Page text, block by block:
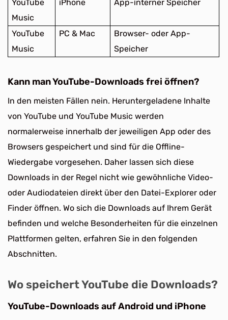
YouTube
Music
iPhone App-interner Speicher
YouTube
Music
PC & Mac
Browser- oder App-
Speicher
Kann man YouTube-Downloads frei öffnen?
In den meisten Fällen nein. Heruntergeladene Inhalte
von YouTube und YouTube Music werden
normalerweise innerhalb der jeweiligen App oder des
Browsers gespeichert und sind für die Offline-
Wiedergabe vorgesehen. Daher lassen sich diese
Downloads in der Regel nicht wie gewöhnliche Video-
oder Audiodateien direkt über den Datei-Explorer oder
Finder öffnen. Wo sich die Downloads auf Ihrem Gerät
befinden und welche Besonderheiten für die einzelnen
Plattformen gelten, erfahren Sie in den folgenden
Abschnitten.
Wo speichert YouTube die Downloads?
YouTube-Downloads auf Android und iPhone